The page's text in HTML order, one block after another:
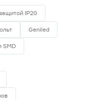
IP20
Geniled
SMD